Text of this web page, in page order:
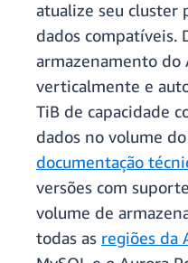
atualize seu cluster
dados compatíveis.
armazenamento do
verticalmente e
TiB de capacidade
dados no volume
documentação
versões com
volume de
todas as regiões da